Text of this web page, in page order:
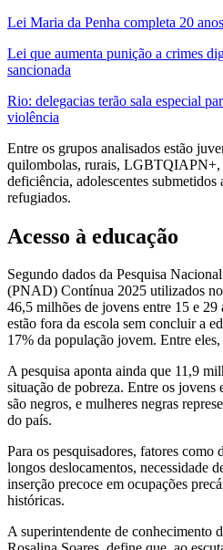
Lei Maria da Penha completa 20
Lei que aumenta punição a crimes
sancionada
Rio: delegacias terão sala especial
violência
Entre os grupos analisados estão
quilombolas, rurais, LGBTQIAPN+,
deficiência, adolescentes
refugiados.
Acesso à educação
Segundo dados da Pesquisa
(PNAD) Contínua 2025 utilizados
46,5 milhões de jovens entre 15 e
estão fora da escola sem concluir a
17% da população jovem. Entre eles,
A pesquisa aponta ainda que 11,9
situação de pobreza. Entre os jovens
são negros, e mulheres negras
do país.
Para os pesquisadores, fatores como
longos deslocamentos, necessidade
inserção precoce em ocupações
históricas.
A superintendente de conhecimento